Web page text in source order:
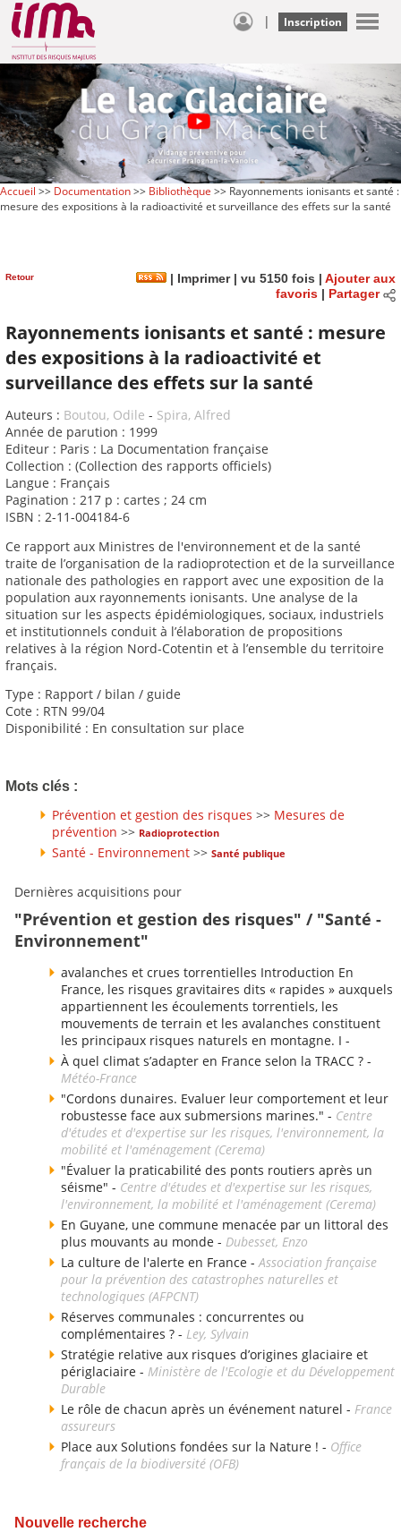
| Inscription
Accueil >> Documentation>> Bibliothèque >> Rayonnements ionisants et santé :
mesure des expositions à la radioactivité et surveillance des effets sur la santé
Retour | Imprimer| vu 5150 fois | Ajouter aux
favoris| Partager
Rayonnements ionisants et santé : mesure
des expositions à la radioactivité et
surveillance des effets sur la santé
Auteurs : Boutou, Odile - Spira, Alfred
Année de parution : 1999
Editeur : Paris : La Documentation française
Collection : (Collection des rapports officiels)
Langue : Français
Pagination : 217 p : cartes ; 24 cm
ISBN : 2-11-004184-6
Ce rapport aux Ministres de l'environnement et de la santé
traite de l’organisation de la radioprotection et de la surveillance
nationale des pathologies en rapport avec une exposition de la
population aux rayonnements ionisants. Une analyse de la
situation sur les aspects épidémiologiques, sociaux, industriels
et institutionnels conduit à l’élaboration de propositions
relatives à la région Nord-Cotentin et à l’ensemble du territoire
français.
Type : Rapport / bilan / guide
Cote : RTN 99/04
Disponibilité : En consultation sur place
Mots clés :
Prévention et gestion des risques >> Mesures de
prévention >> Radioprotection
Santé - Environnement >> Santé publique
Dernières acquisitions pour
"Prévention et gestion des risques" / "Santé -
Environnement"
avalanches et crues torrentielles Introduction En
France, les risques gravitaires dits « rapides » auxquels
appartiennent les écoulements torrentiels, les
mouvements de terrain et les avalanches constituent
les principaux risques naturels en montagne. I -
À quel climat s’adapter en France selon la TRACC ? -
Météo-France
"Cordons dunaires. Evaluer leur comportement et leur
robustesse face aux submersions marines." - Centre
d'études et d'expertise sur les risques, l'environnement, la
mobilité et l'aménagement (Cerema)
"Évaluer la praticabilité des ponts routiers après un
séisme" - Centre d'études et d'expertise sur les risques,
l'environnement, la mobilité et l'aménagement (Cerema)
En Guyane, une commune menacée par un littoral des
plus mouvants au monde - Dubesset, Enzo
La culture de l'alerte en France - Association française
pour la prévention des catastrophes naturelles et
technologiques (AFPCNT)
Réserves communales : concurrentes ou
complémentaires ? - Ley, Sylvain
Stratégie relative aux risques d’origines glaciaire et
périglaciaire - Ministère de l'Ecologie et du Développement
Durable
Le rôle de chacun après un événement naturel - France
assureurs
Place aux Solutions fondées sur la Nature ! - Office
français de la biodiversité (OFB)
Nouvelle recherche